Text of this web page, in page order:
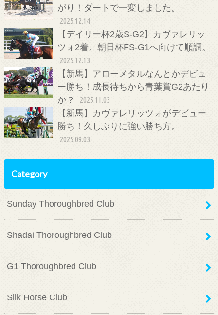
がり！ダートで一変しました。
2025.12.14
【デイリー杯2歳S-G2】カヴァレリッ
ツォ2着。朝日杯FS-G1へ向けて順調。
2025.12.13
【新馬】アローメタルなんとかデビュ
ー勝ち！成長待ちから青葉賞G2あたり
か？
2025.11.03
【新馬】カヴァレリッツォがデビュー
勝ち！久しぶりに強い勝ち方。
2025.09.03
Category
Sunday Thoroughbred Club
Shadai Thoroughbred Club
G1 Thoroughbred Club
Silk Horse Club